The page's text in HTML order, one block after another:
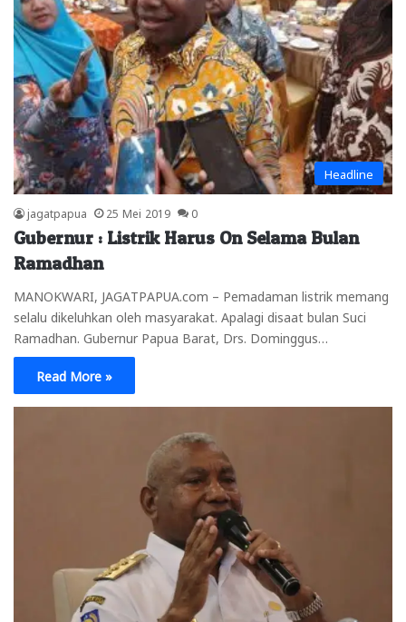
Headline
jagatpapua 25 Mei 2019 0
Gubernur : Listrik Harus On Selama Bulan
Ramadhan
MANOKWARI, JAGATPAPUA.com – Pemadaman listrik memang
selalu dikeluhkan oleh masyarakat. Apalagi disaat bulan Suci
Ramadhan. Gubernur Papua Barat, Drs. Dominggus…
Read More »